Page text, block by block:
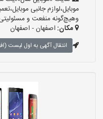
موبایل،لوازم جانبی
وهیچ‌گونه منفعت و
مکان: اصفهان - اصفهان
انتقال آگهی به اول لیست